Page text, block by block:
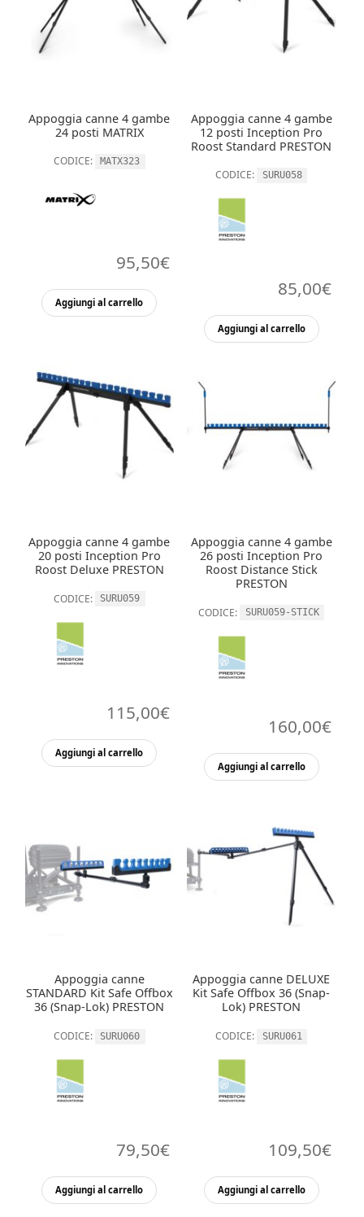
Appoggia canne 4 gambe
24 posti MATRIX
CODICE: MATX323
95,50€
Aggiungi al carrello
Appoggia canne 4 gambe
12 posti Inception Pro
Roost Standard PRESTON
CODICE: SURU058
85,00€
Aggiungi al carrello
Appoggia canne 4 gambe
20 posti Inception Pro
Roost Deluxe PRESTON
CODICE: SURU059
115,00€
Aggiungi al carrello
Appoggia canne 4 gambe
26 posti Inception Pro
Roost Distance Stick
PRESTON
CODICE: SURU059-STICK
160,00€
Aggiungi al carrello
Appoggia canne
STANDARD Kit Safe Offbox
36 (Snap-Lok) PRESTON
CODICE: SURU060
79,50€
Aggiungi al carrello
Appoggia canne DELUXE
Kit Safe Offbox 36 (Snap-
Lok) PRESTON
CODICE: SURU061
109,50€
Aggiungi al carrello